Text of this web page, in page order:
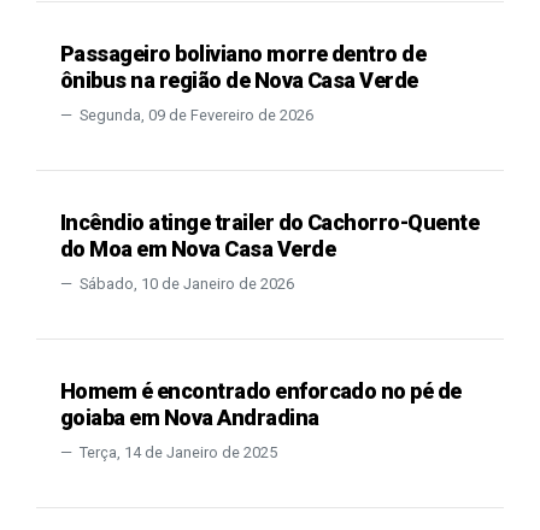
Passageiro boliviano morre dentro de
ônibus na região de Nova Casa Verde
Segunda, 09 de Fevereiro de 2026
Incêndio atinge trailer do Cachorro-Quente
do Moa em Nova Casa Verde
Sábado, 10 de Janeiro de 2026
Homem é encontrado enforcado no pé de
goiaba em Nova Andradina
Terça, 14 de Janeiro de 2025